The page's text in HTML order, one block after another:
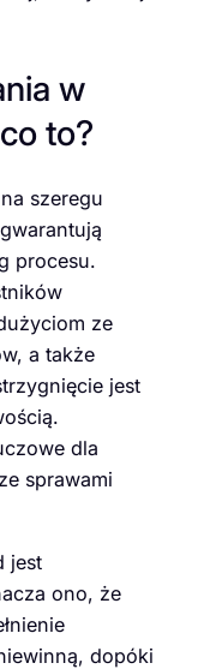
w
to?
szeregu
procesu.
ze
a także
jest
dla
sprawami
jest
ono, że
dopóki